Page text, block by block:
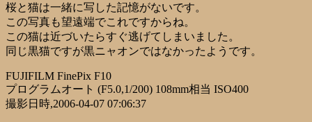
桜と猫は一緒に写した記憶がないです。
この写真も望遠端でこれですからね。
この猫は近づいたらすぐ逃げてしまいました。
同じ黒猫ですが黒ニャオンではなかったようです。
FUJIFILM FinePix F10
プログラムオート (F5.0,1/200) 108mm相当 ISO400
撮影日時,2006-04-07 07:06:37